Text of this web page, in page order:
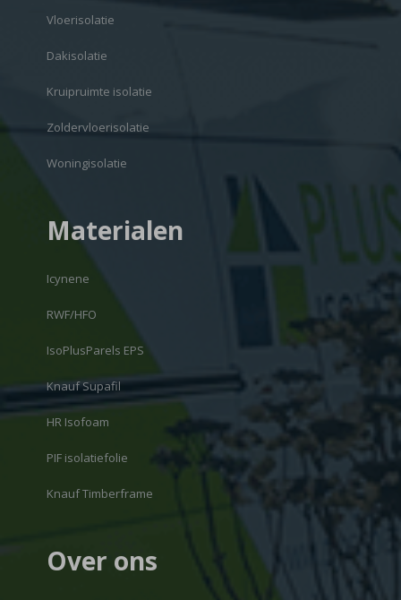
Vloerisolatie
Dakisolatie
Kruipruimte isolatie
Zoldervloerisolatie
Woningisolatie
Materialen
Icynene
RWF/HFO
IsoPlusParels EPS
Knauf Supafil
HR Isofoam
PIF isolatiefolie
Knauf Timberframe
Over ons